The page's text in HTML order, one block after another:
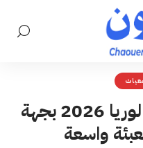
انطلاق امتحانات البكالوريا 2026 بجهة
واسعة